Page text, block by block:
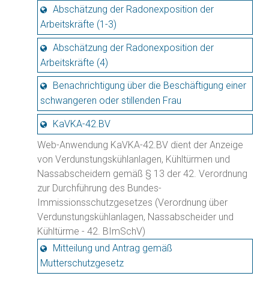
Abschätzung der Radonexposition der
Arbeitskräfte (1-3)
Abschätzung der Radonexposition der
Arbeitskräfte (4)
Benachrichtigung über die Beschäftigung einer
schwangeren oder stillenden Frau
KaVKA-42.BV
Web-Anwendung KaVKA-42.BV dient der Anzeige
von Verdunstungskühlanlagen, Kühltürmen und
Nassabscheidern gemäß § 13 der 42. Verordnung
zur Durchführung des Bundes-
Immissionsschutzgesetzes (Verordnung über
Verdunstungskühlanlagen, Nassabscheider und
Kühltürme - 42. BImSchV)
Mitteilung und Antrag gemäß
Mutterschutzgesetz